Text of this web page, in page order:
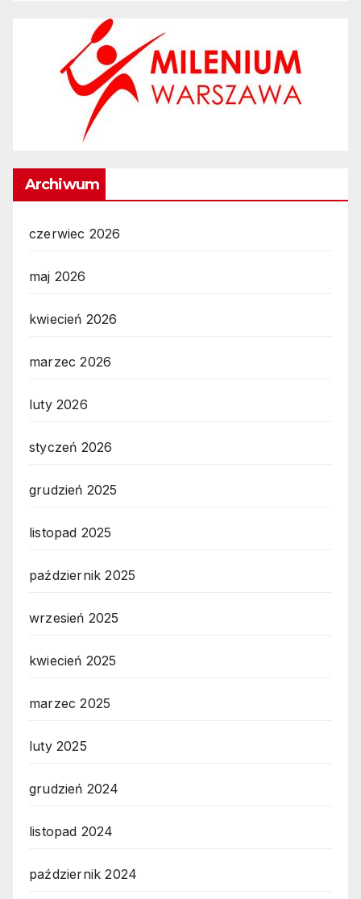
Archiwum
czerwiec 2026
maj 2026
kwiecień 2026
marzec 2026
luty 2026
styczeń 2026
grudzień 2025
listopad 2025
październik 2025
wrzesień 2025
kwiecień 2025
marzec 2025
luty 2025
grudzień 2024
listopad 2024
październik 2024